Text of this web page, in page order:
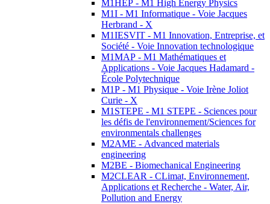
M1HEP - M1 High Energy Physics
M1I - M1 Informatique - Voie Jacques
Herbrand - X
M1IESVIT - M1 Innovation, Entreprise, et
Société - Voie Innovation technologique
M1MAP - M1 Mathématiques et
Applications - Voie Jacques Hadamard -
École Polytechnique
M1P - M1 Physique - Voie Irène Joliot
Curie - X
M1STEPE - M1 STEPE - Sciences pour
les défis de l'environnement/Sciences for
environmentals challenges
M2AME - Advanced materials
engineering
M2BE - Biomechanical Engineering
M2CLEAR - CLimat, Environnement,
Applications et Recherche - Water, Air,
Pollution and Energy